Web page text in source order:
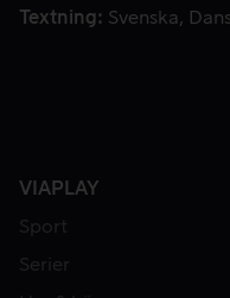
Textning
Svenska
VIAPLAY
Sport
Serier